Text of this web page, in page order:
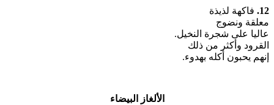
12. فاكهة لذيذة
معلقة ونضوج
عاليا على شجرة النخيل.
القرود وأكثر من ذلك
إنهم يحبون أكله بهدوء.
الألغاز البيضاء